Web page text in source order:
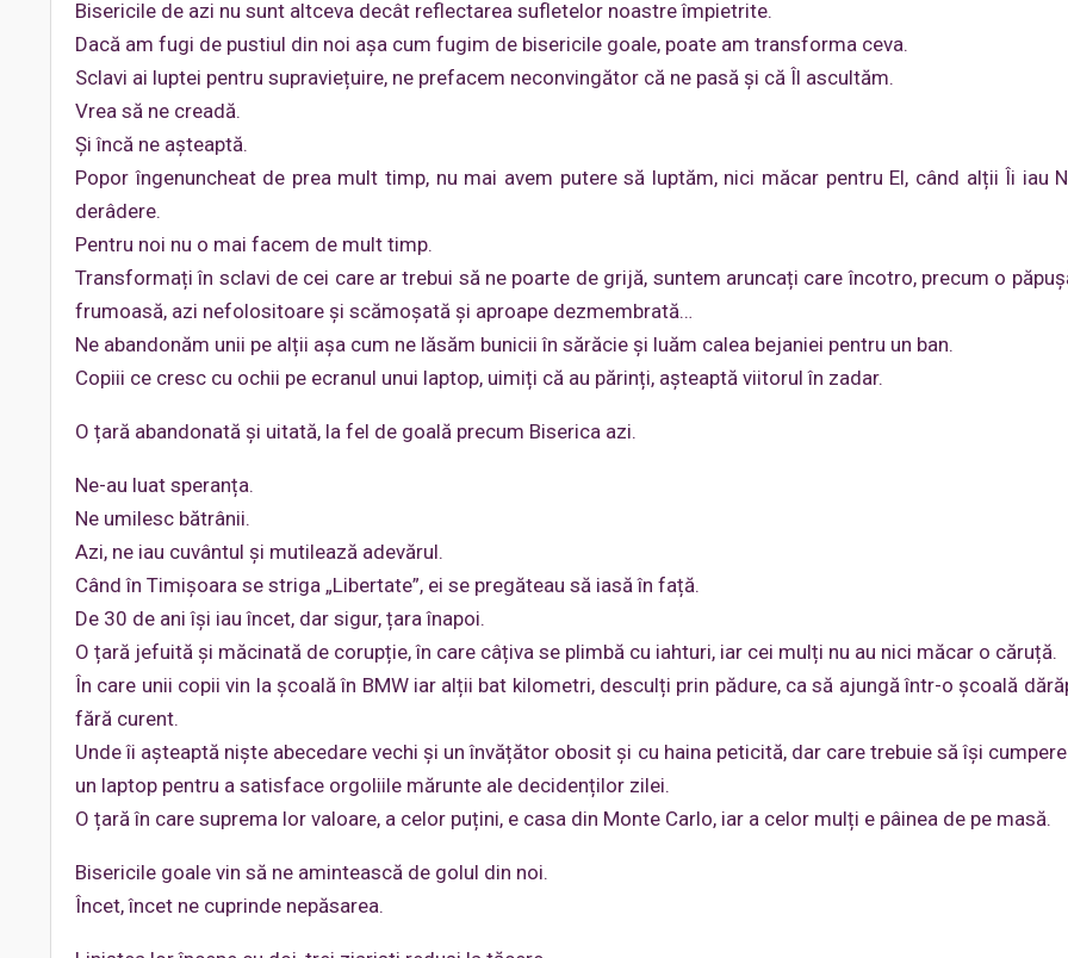
Bisericile de azi nu sunt altceva decât reflectarea sufletelor noastre împietrite.
Dacă am fugi de pustiul din noi așa cum fugim de bisericile goale, poate am transforma ceva.
Sclavi ai luptei pentru supraviețuire, ne prefacem neconvingător că ne pasă și că Îl ascultăm.
Vrea să ne creadă.
Și încă ne așteaptă.
Popor îngenuncheat de prea mult timp, nu mai avem putere să luptăm, nici măcar pentru El, când alții Îi iau
derâdere.
Pentru noi nu o mai facem de mult timp.
Transformați în sclavi de cei care ar trebui să ne poarte de grijă, suntem aruncați care încotro, precum o
frumoasă, azi nefolositoare și scămoșată și aproape dezmembrată…
Ne abandonăm unii pe alții așa cum ne lăsăm bunicii în sărăcie și luăm calea bejaniei pentru un ban.
Copiii ce cresc cu ochii pe ecranul unui laptop, uimiți că au părinți, așteaptă viitorul în zadar.
O țară abandonată și uitată, la fel de goală precum Biserica azi.
Ne-au luat speranța.
Ne umilesc bătrânii.
Azi, ne iau cuvântul și mutilează adevărul.
Când în Timișoara se striga „Libertate”, ei se pregăteau să iasă în față.
De 30 de ani își iau încet, dar sigur, țara înapoi.
O țară jefuită și măcinată de corupție, în care câțiva se plimbă cu iahturi, iar cei mulți nu au nici măcar o căruță.
În care unii copii vin la școală în BMW iar alții bat kilometri, desculți prin pădure, ca să ajungă într-o școală
fără curent.
Unde îi așteaptă niște abecedare vechi și un învățător obosit și cu haina peticită, dar care trebuie să își
un laptop pentru a satisface orgoliile mărunte ale decidenților zilei.
O țară în care suprema lor valoare, a celor puțini, e casa din Monte Carlo, iar a celor mulți e pâinea de pe masă.
Bisericile goale vin să ne amintească de golul din noi.
Încet, încet ne cuprinde nepăsarea.